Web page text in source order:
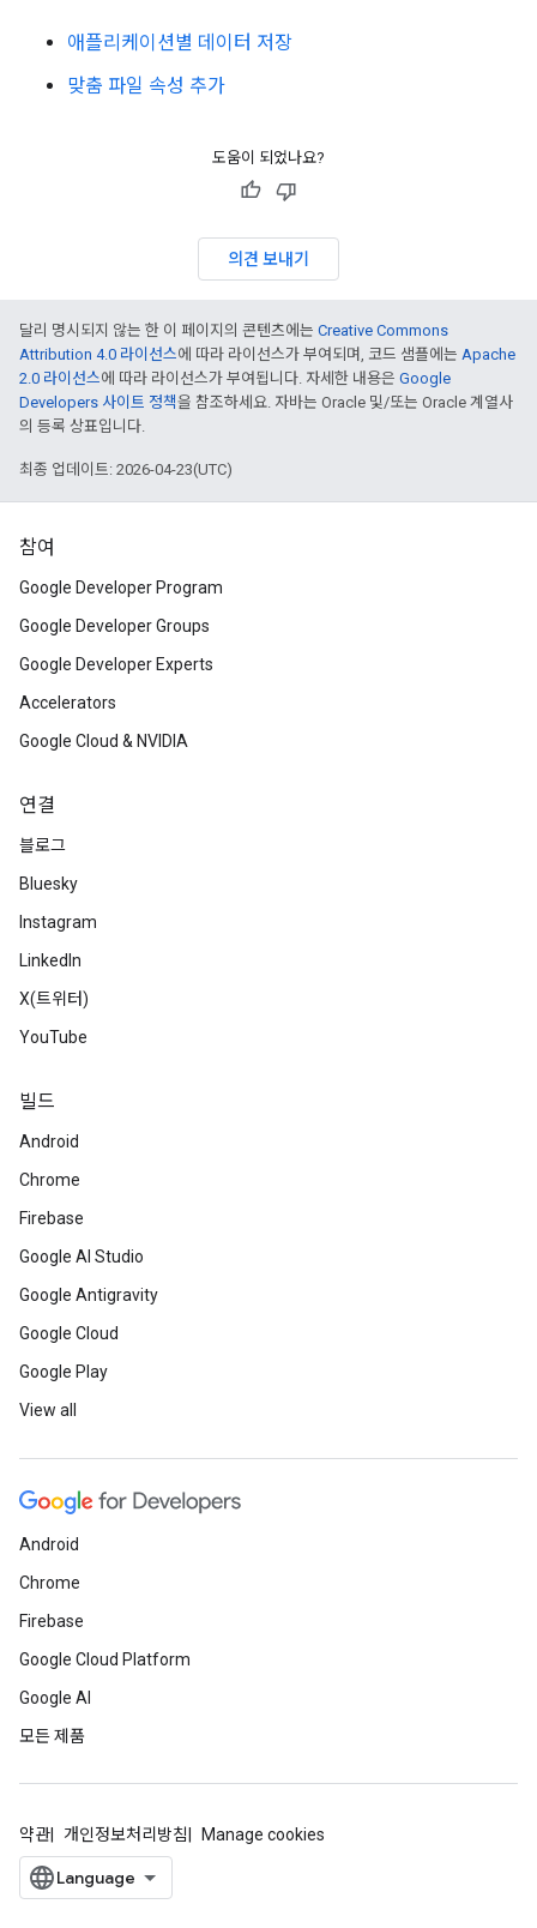
애플리케이션별 데이터 저장
맞춤 파일 속성 추가
도움이 되었나요?
의견 보내기
달리 명시되지 않는 한 이 페이지의 콘텐츠에는 Creative Commons
Attribution 4.0 라이선스에 따라 라이선스가 부여되며, 코드 샘플에는 Apache
2.0 라이선스에 따라 라이선스가 부여됩니다. 자세한 내용은 Google
Developers 사이트 정책을 참조하세요. 자바는 Oracle 및/또는 Oracle 계열사
의 등록 상표입니다.
최종 업데이트: 2026-04-23(UTC)
참여
Google Developer Program
Google Developer Groups
Google Developer Experts
Accelerators
Google Cloud & NVIDIA
연결
블로그
Bluesky
Instagram
LinkedIn
X(트위터)
YouTube
빌드
Android
Chrome
Firebase
Google AI Studio
Google Antigravity
Google Cloud
Google Play
View all
Android
Chrome
Firebase
Google Cloud Platform
Google AI
모든 제품
약관 개인정보처리방침 Manage cookies